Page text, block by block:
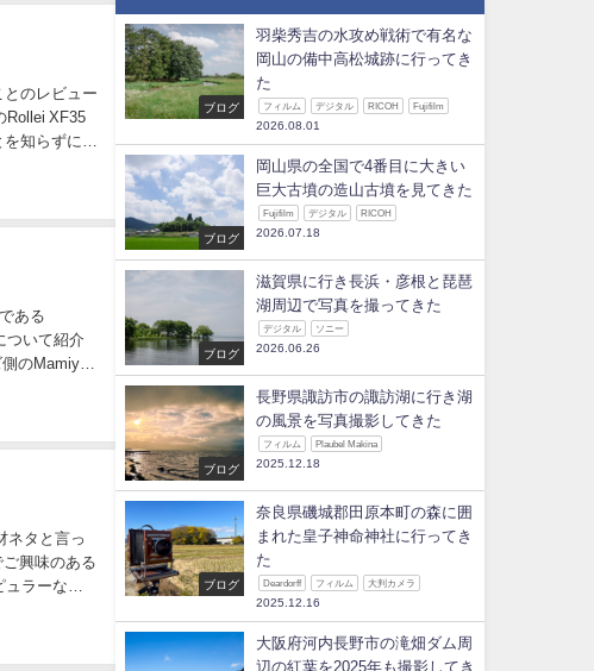
のレビュー
Rollei XF35
知らずにロ
ある
ついて紹介
のMamiya
ネタと言っ
興味のある
ラーなカ
ブログ
羽柴秀吉の水攻め戦術で有名な
岡山の備中高松城跡に行ってき
た
フィルム デジタル RICOH Fujifilm
2026.08.01
ブログ
岡山県の全国で4番目に大きい
巨大古墳の造山古墳を見てきた
Fujifilm デジタル RICOH
2026.07.18
ブログ
滋賀県に行き長浜・彦根と琵琶
湖周辺で写真を撮ってきた
デジタル ソニー
2026.06.26
ブログ
長野県諏訪市の諏訪湖に行き湖
の風景を写真撮影してきた
フィルム Plaubel Makina
2025.12.18
ブログ
奈良県磯城郡田原本町の森に囲
まれた皇子神命神社に行ってき
た
Deardorff フィルム 大判カメラ
2025.12.16
大阪府河内長野市の滝畑ダム周
辺の紅葉を2025年も撮影してき